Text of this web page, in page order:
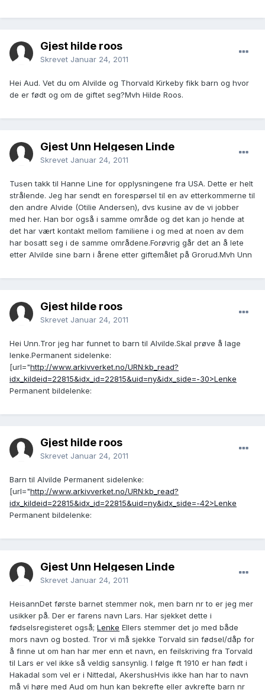
Gjest hilde roos
Skrevet Januar 24, 2011
Hei Aud. Vet du om Alvilde og Thorvald Kirkeby fikk barn og hvor
de er født og om de giftet seg?Mvh Hilde Roos.
Gjest Unn Helgesen Linde
Skrevet Januar 24, 2011
Tusen takk til Hanne Line for opplysningene fra USA. Dette er helt
strålende. Jeg har sendt en forespørsel til en av etterkommerne til
den andre Alvide (Otilie Andersen), dvs kusine av de vi jobber
med her. Han bor også i samme område og det kan jo hende at
det har vært kontakt mellom familiene i og med at noen av dem
har bosatt seg i de samme områdene.Forøvrig går det an å lete
etter Alvilde sine barn i årene etter giftemålet på Grorud.Mvh Unn
Gjest hilde roos
Skrevet Januar 24, 2011
Hei Unn.Tror jeg har funnet to barn til Alvilde.Skal prøve å lage
lenke.Permanent sidelenke:
[url="http://www.arkivverket.no/URN:kb_read?
idx_kildeid=22815&idx_id=22815&uid=ny&idx_side=-30>Lenke
Permanent bildelenke:
Gjest hilde roos
Skrevet Januar 24, 2011
Barn til Alvilde Permanent sidelenke:
[url="http://www.arkivverket.no/URN:kb_read?
idx_kildeid=22815&idx_id=22815&uid=ny&idx_side=-42>Lenke
Permanent bildelenke:
Gjest Unn Helgesen Linde
Skrevet Januar 24, 2011
HeisannDet første barnet stemmer nok, men barn nr to er jeg mer
usikker på. Der er farens navn Lars. Har sjekket dette i
fødselsregisteret også; Lenke Ellers stemmer det jo med både
mors navn og bosted. Tror vi må sjekke Torvald sin fødsel/dåp for
å finne ut om han har mer enn et navn, en feilskriving fra Torvald
til Lars er vel ikke så veldig sansynlig. I følge ft 1910 er han født i
Hakadal som vel er i Nittedal, AkershusHvis ikke han har to navn
må vi høre med Aud om hun kan bekrefte eller avkrefte barn nr